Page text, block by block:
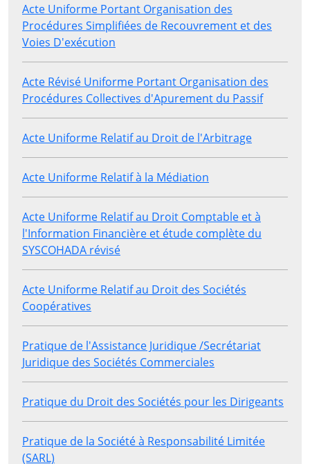
Acte Uniforme Portant Organisation des
Procédures Simplifiées de Recouvrement et des
Voies D'exécution
Acte Révisé Uniforme Portant Organisation des
Procédures Collectives d'Apurement du Passif
Acte Uniforme Relatif au Droit de l'Arbitrage
Acte Uniforme Relatif à la Médiation
Acte Uniforme Relatif au Droit Comptable et à
l'Information Financière et étude complète du
SYSCOHADA révisé
Acte Uniforme Relatif au Droit des Sociétés
Coopératives
Pratique de l'Assistance Juridique /Secrétariat
Juridique des Sociétés Commerciales
Pratique du Droit des Sociétés pour les Dirigeants
Pratique de la Société à Responsabilité Limitée
(SARL)